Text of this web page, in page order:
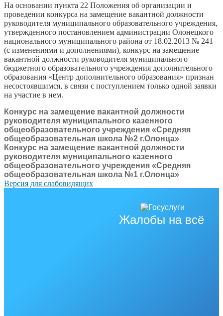
На основании пункта 22 Положения об организации и
проведении конкурса на замещение вакантной должности
руководителя муниципального образовательного учреждения,
утвержденного постановлением администрации Олонецкого
национального муниципального района от 18.02.2013 № 241
(с изменениями и дополнениями), конкурс на замещение
вакантной должности руководителя муниципального
бюджетного образовательного учреждения дополнительного
образования «Центр дополнительного образования» признан
несостоявшимся, в связи с поступлением только одной заявки
на участие в нем.
Конкурс на замещение вакантной должности
руководителя муниципального казенного
общеобразовательного учреждения «Средняя
общеобразовательная школа №2 г.Олонца»
Конкурс на замещение вакантной должности
руководителя муниципального казенного
общеобразовательного учреждения «Средняя
общеобразовательная школа №1 г.Олонца»
Версия для слабовидящих
Жалобы на всё